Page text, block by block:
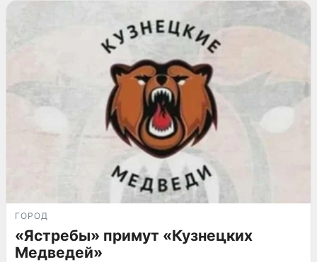
ГОРОД
«Ястребы» примут «Кузнецких
Медведей»